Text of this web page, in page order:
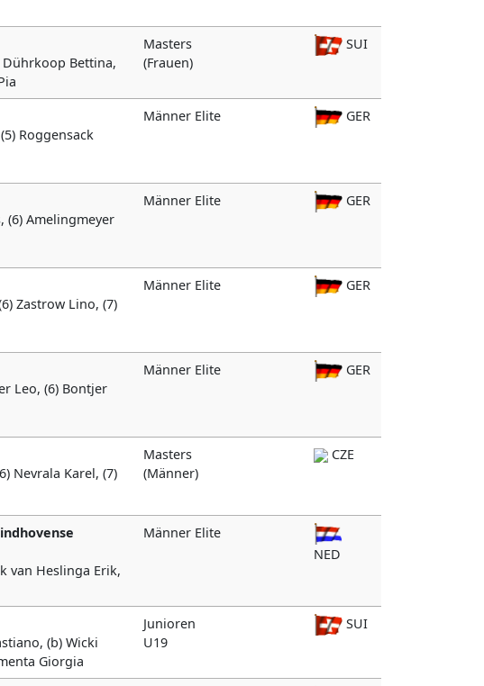
Dührkoop Bettina,
Masters
(Frauen)
SUI
Roggensack
Männer Elite GER
(6) Amelingmeyer
Männer Elite GER
Zastrow Lino, (7)
Männer Elite GER
Leo, (6) Bontjer
Männer Elite GER
Nevrala Karel, (7)
Masters
(Männer)
CZE
van Heslinga Erik,
Männer Elite
NED
(b) Wicki
Giorgia
Junioren
U19
SUI